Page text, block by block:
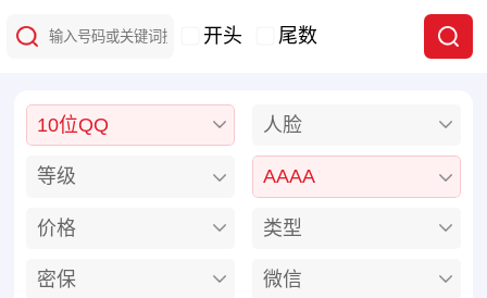
开头 尾数
10位QQ 人脸
等级 AAAA
价格 类型
密保 微信